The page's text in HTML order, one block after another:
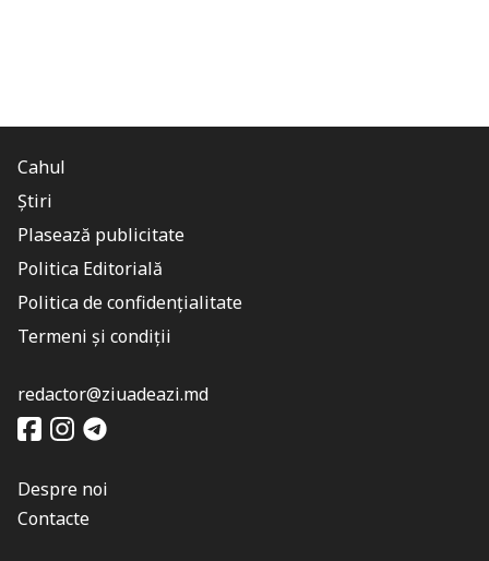
Cahul
Știri
Plasează publicitate
Politica Editorială
Politica de confidențialitate
Termeni și condiții
redactor@ziuadeazi.md
Despre noi
Contacte